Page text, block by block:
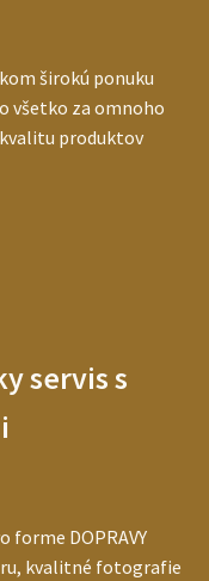
širokú ponuku
všetko za omnoho
kvalitu produktov
servis s
forme DOPRAVY
kvalitné fotografie